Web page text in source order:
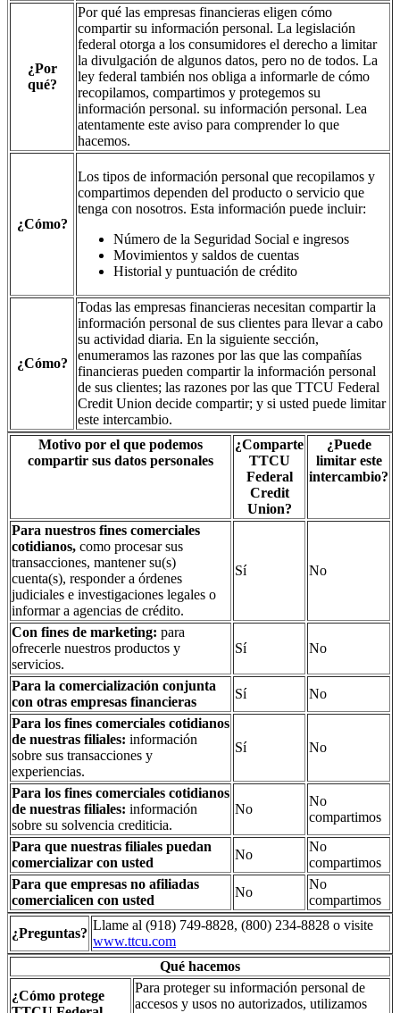
¿Por
qué?
Por qué las empresas financieras eligen cómo
compartir su información personal. La legislación
federal otorga a los consumidores el derecho a limitar
la divulgación de algunos datos, pero no de todos. La
ley federal también nos obliga a informarle de cómo
recopilamos, compartimos y protegemos su
información personal. su información personal. Lea
atentamente este aviso para comprender lo que
hacemos.
¿Cómo?
Los tipos de información personal que recopilamos y
compartimos dependen del producto o servicio que
tenga con nosotros. Esta información puede incluir:
Número de la Seguridad Social e ingresos
Movimientos y saldos de cuentas
Historial y puntuación de crédito
¿Cómo?
Todas las empresas financieras necesitan compartir la
información personal de sus clientes para llevar a cabo
su actividad diaria. En la siguiente sección,
enumeramos las razones por las que las compañías
financieras pueden compartir la información personal
de sus clientes; las razones por las que TTCU Federal
Credit Union decide compartir; y si usted puede limitar
este intercambio.
Motivo por el que podemos
compartir sus datos personales
¿Comparte
TTCU
Federal
Credit
Union?
¿Puede
limitar este
intercambio?
Para nuestros fines comerciales
cotidianos, como procesar sus
transacciones, mantener su(s)
cuenta(s), responder a órdenes
judiciales e investigaciones legales o
informar a agencias de crédito.
Sí No
Con fines de marketing: para
ofrecerle nuestros productos y
servicios.
Sí No
Para la comercialización conjunta
con otras empresas financieras
Sí
No
Para los fines comerciales cotidianos
de nuestras filiales: información
sobre sus transacciones y
experiencias.
Sí No
Para los fines comerciales cotidianos
de nuestras filiales: información
sobre su solvencia crediticia.
No
No
compartimos
Para que nuestras filiales puedan
comercializar con usted
No
No
compartimos
Para que empresas no afiliadas
comercialicen con usted
No
No
compartimos
¿Preguntas?
Llame al (918) 749-8828, (800) 234-8828 o visite
www.ttcu.com
Qué hacemos
¿Cómo protege
Para proteger su información personal de
accesos y usos no autorizados, utilizamos